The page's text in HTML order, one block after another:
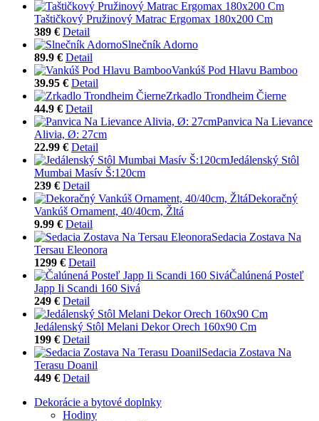
Taštičkový Pružinový Matrac Ergomax 180x200 Cm
389 € Detail
Slnečník Adorno
89.9 € Detail
Vankúš Pod Hlavu Bamboo
39.95 € Detail
Zrkadlo Trondheim Čierne
44.9 € Detail
Panvica Na Lievance
Alivia, Ø: 27cm
22.99 € Detail
Jedálenský Stôl
Mumbai Masív Š:120cm
239 € Detail
Dekoračný
Vankúš Ornament, 40/40cm, Žltá
9.99 € Detail
Sedacia Zostava Na
Tersau Eleonora
1299 € Detail
Čalúnená Posteľ
Japp Ii Scandi 160 Sivá
249 € Detail
Jedálenský Stôl Melani Dekor Orech 160x90 Cm
199 € Detail
Sedacia Zostava Na
Terasu Doanil
449 € Detail
Dekorácie a bytové doplnky
Hodiny